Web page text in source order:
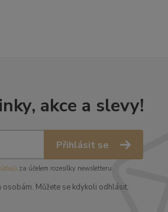
akce a slevy!
Přihlásit se
za účelem rozesílky newsletteru.
Můžete se kdykoli odhlásit.